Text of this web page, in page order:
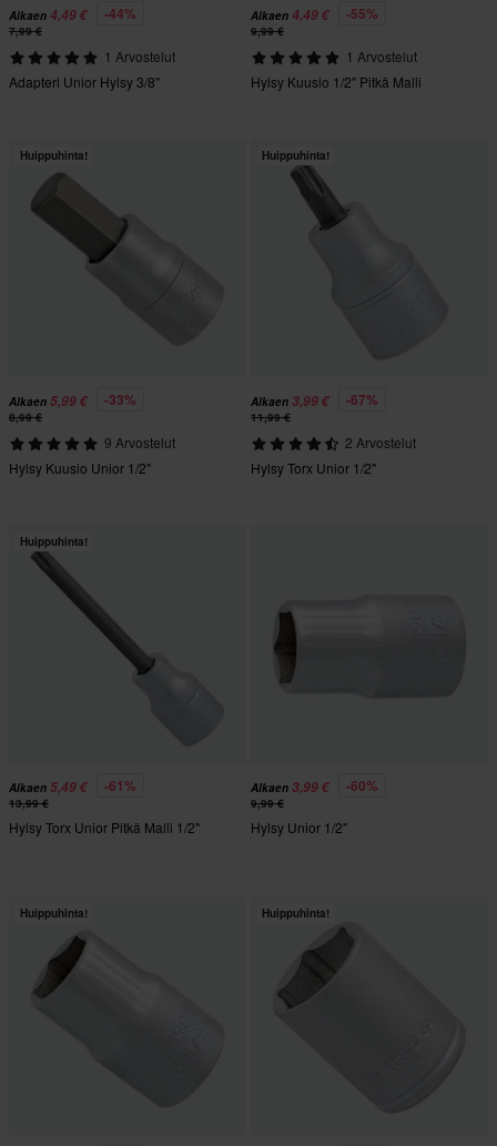
Alkaen 4,49 € -44%
7,99 €
1 Arvostelut
Adapteri Unior Hylsy 3/8"
Alkaen 4,49 € -55%
9,99 €
1 Arvostelut
Hylsy Kuusio 1/2" Pitkä Malli
Huippuhinta!
Alkaen 5,99 € -33%
8,99 €
9 Arvostelut
Hylsy Kuusio Unior 1/2"
Huippuhinta!
Alkaen 3,99 € -67%
11,99 €
2 Arvostelut
Hylsy Torx Unior 1/2"
Huippuhinta!
Alkaen 5,49 € -61%
13,99 €
Hylsy Torx Unior Pitkä Malli 1/2"
Alkaen 3,99 € -60%
9,99 €
Hylsy Unior 1/2"
Huippuhinta! Huippuhinta!